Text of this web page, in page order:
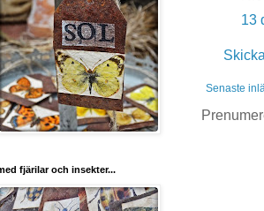
13
Senaste
fjärilar och insekter...